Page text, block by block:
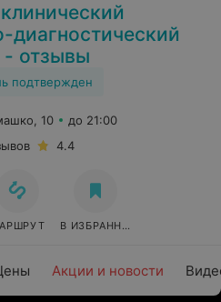
диагностический
- отзывы
подтвержден
Акции и новости
10
до 21:00
4.4
В ИЗБРАННОЕ